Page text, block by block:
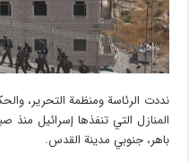
نددت الرئاسة ومنظمة التحرير،
المنازل التي تنفذها إسرائيل
باهر، جنوبي مدينة القدس.